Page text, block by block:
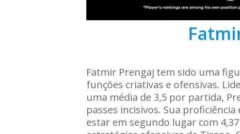
Fatmir Prengaj tem sido uma
funções criativas e ofensivas.
uma média de 3,5 por partida,
passes incisivos. Sua
estar em segundo lugar com